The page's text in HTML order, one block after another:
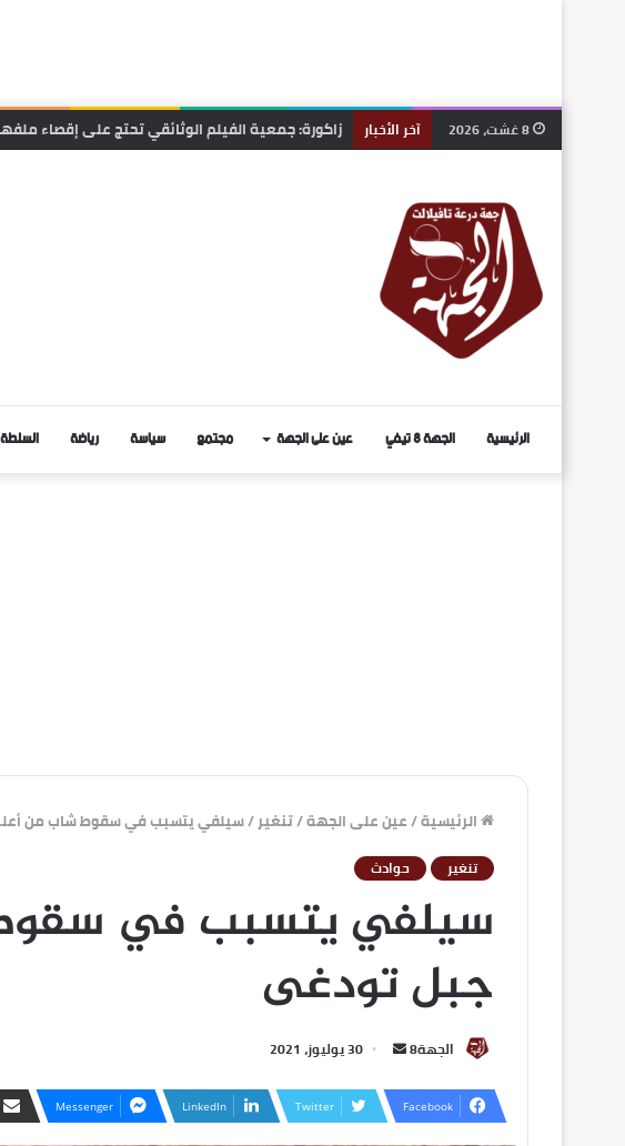
آخر الأخبار الرشيدية .. نزيف على أسفلت بوذنيب.. متى تتدخل
الرئيسية الجهة 8 تيفي عين على الجهة مجتمع سياسة رياضة
الرئيسية/عين على الجهة/تنغير/سيلفي يتسبب في سقوط شاب من
تنغير حوادث
سيلفي يتسبب في
جبل تودغى
الجهة8 30 يوليوز، 2021
Facebook
Twitter
LinkedIn
Messenger